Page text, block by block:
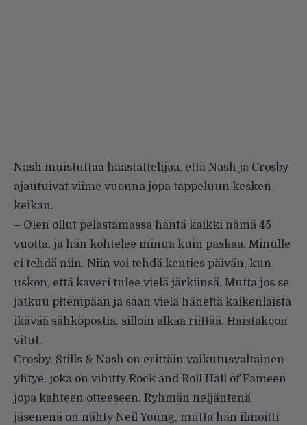
Nash muistuttaa haastattelijaa, että Nash ja Crosby
ajautuivat viime vuonna jopa tappeluun kesken
keikan.
– Olen ollut pelastamassa häntä kaikki nämä 45
vuotta, ja hän kohtelee minua kuin paskaa. Minulle
ei tehdä niin. Niin voi tehdä kenties päivän, kun
uskon, että kaveri tulee vielä järkiinsä. Mutta jos se
jatkuu pitempään ja saan vielä häneltä kaikenlaista
ikävää sähköpostia, silloin alkaa riittää. Haistakoon
vitut.
Crosby, Stills & Nash on erittäin vaikutusvaltainen
yhtye, joka on vihitty Rock and Roll Hall of Fameen
jopa kahteen otteeseen. Ryhmän neljäntenä
jäsenenä on nähty Neil Young, mutta hän ilmoitti